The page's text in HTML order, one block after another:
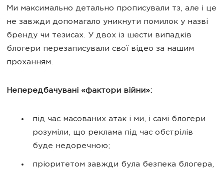
Ми максимально детально прописували тз, але і це
не завжди допомагало уникнути помилок у назві
бренду чи тезисах. У двох із шести випадків
блогери перезаписували свої відео за нашим
проханням.
Непередбачувані «фактори війни»:
під час масованих атак і ми, і самі блогери
розуміли, що реклама під час обстрілів
буде недоречною;
пріоритетом завжди була безпека блогера,